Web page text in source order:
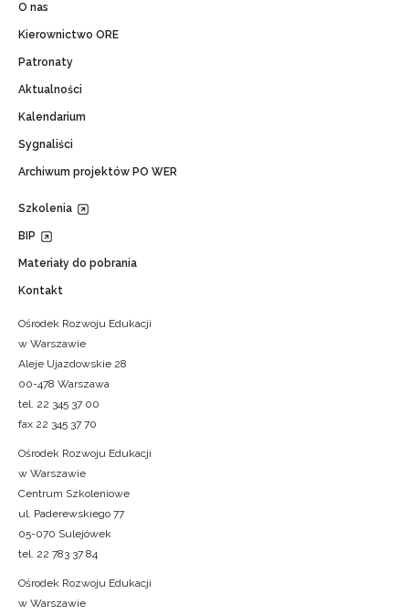
O nas
Kierownictwo ORE
Patronaty
Aktualności
Kalendarium
Sygnaliści
Archiwum projektów PO WER
Szkolenia
BIP
Materiały do pobrania
Kontakt
Ośrodek Rozwoju Edukacji
w Warszawie
Aleje Ujazdowskie 28
00-478 Warszawa
tel. 22 345 37 00
fax 22 345 37 70
Ośrodek Rozwoju Edukacji
w Warszawie
Centrum Szkoleniowe
ul. Paderewskiego 77
05-070 Sulejówek
tel. 22 783 37 84
Ośrodek Rozwoju Edukacji
w Warszawie